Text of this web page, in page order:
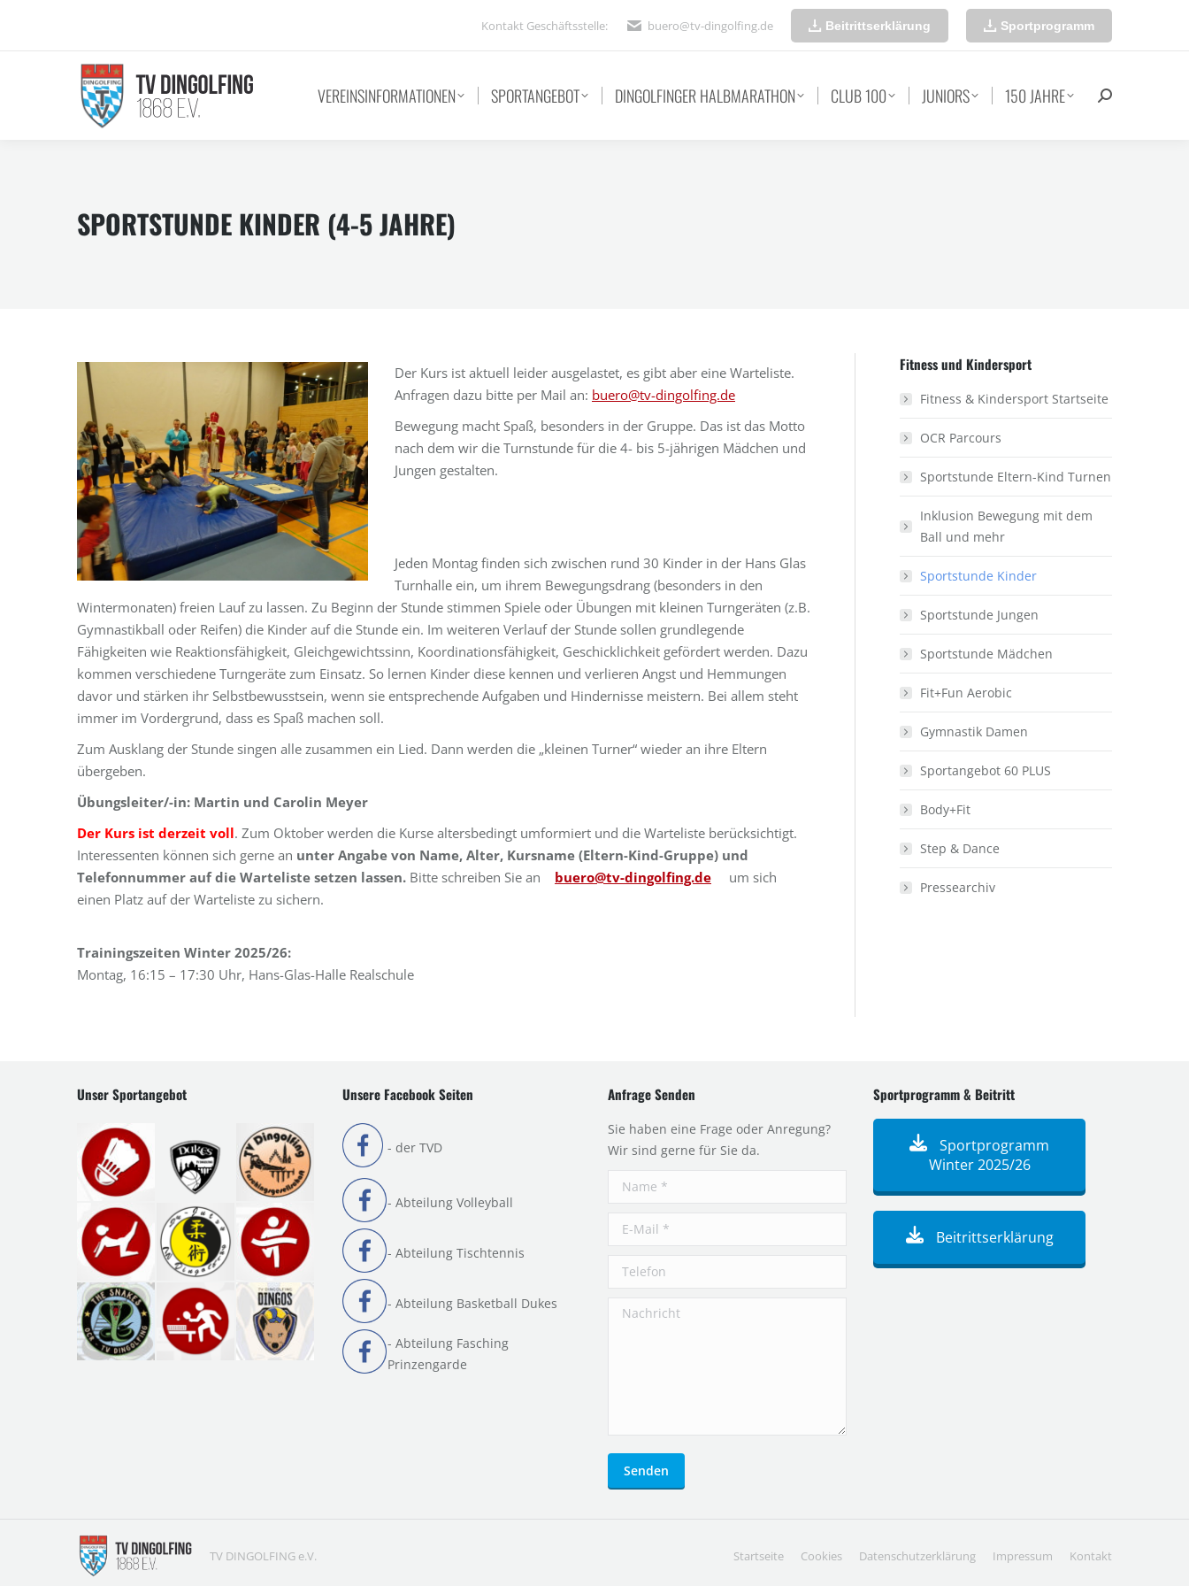
Kontakt Geschäftsstelle: buero@tv-dingolfing.de Beitrittserklärung Sportprogramm
VEREINSINFORMATIONEN SPORTANGEBOT DINGOLFINGER HALBMARATHON CLUB 100 JUNIORS 150 JAHRE Search:
SPORTSTUNDE KINDER (4-5 JAHRE)
Der Kurs ist aktuell leider ausgelastet, es gibt aber eine Warteliste.
Anfragen dazu bitte per Mail an: buero@tv-dingolfing.de
Bewegung macht Spaß, besonders in der Gruppe. Das ist das Motto
nach dem wir die Turnstunde für die 4- bis 5-jährigen Mädchen und
Jungen gestalten.
Jeden Montag finden sich zwischen rund 30 Kinder in der Hans Glas
Turnhalle ein, um ihrem Bewegungsdrang (besonders in den
Wintermonaten) freien Lauf zu lassen. Zu Beginn der Stunde stimmen Spiele oder Übungen mit kleinen Turngeräten (z.B.
Gymnastikball oder Reifen) die Kinder auf die Stunde ein. Im weiteren Verlauf der Stunde sollen grundlegende
Fähigkeiten wie Reaktionsfähigkeit, Gleichgewichtssinn, Koordinationsfähigkeit, Geschicklichkeit gefördert werden. Dazu
kommen verschiedene Turngeräte zum Einsatz. So lernen Kinder diese kennen und verlieren Angst und Hemmungen
davor und stärken ihr Selbstbewusstsein, wenn sie entsprechende Aufgaben und Hindernisse meistern. Bei allem steht
immer im Vordergrund, dass es Spaß machen soll.
Zum Ausklang der Stunde singen alle zusammen ein Lied. Dann werden die „kleinen Turner“ wieder an ihre Eltern
übergeben.
Übungsleiter/-in: Martin und Carolin Meyer
Der Kurs ist derzeit voll. Zum Oktober werden die Kurse altersbedingt umformiert und die Warteliste berücksichtigt.
Interessenten können sich gerne an unter Angabe von Name, Alter, Kursname (Eltern-Kind-Gruppe) und
Telefonnummer auf die Warteliste setzen lassen. Bitte schreiben Sie an buero@tv-dingolfing.de
um sich
einen Platz auf der Warteliste zu sichern.
Trainingszeiten Winter 2025/26:
Montag, 16:15 – 17:30 Uhr, Hans-Glas-Halle Realschule
Fitness und Kindersport
Fitness & Kindersport Startseite
OCR Parcours
Sportstunde Eltern-Kind Turnen
Inklusion Bewegung mit dem
Ball und mehr
Sportstunde Kinder
Sportstunde Jungen
Sportstunde Mädchen
Fit+Fun Aerobic
Gymnastik Damen
Sportangebot 60 PLUS
Body+Fit
Step & Dance
Pressearchiv
Unser Sportangebot Unsere Facebook Seiten
- der TVD
- Abteilung Volleyball
- Abteilung Tischtennis
- Abteilung Basketball Dukes
- Abteilung Fasching
Prinzengarde
Anfrage Senden
Sie haben eine Frage oder Anregung?
Wir sind gerne für Sie da.
Name *
E-Mail *
Telefon
Nachricht
Senden
Sportprogramm & Beitritt
Sportprogramm
Winter 2025/26
Beitrittserklärung
TV DINGOLFING e.V. Startseite Cookies Datenschutzerklärung Impressum Kontakt